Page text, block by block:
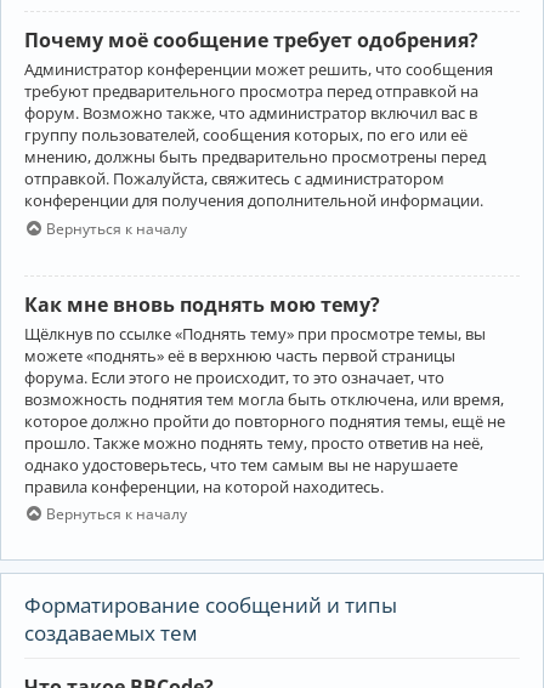
Почему моё сообщение требует одобрения?
Администратор конференции может решить, что сообщения
требуют предварительного просмотра перед отправкой на
форум. Возможно также, что администратор включил вас в
группу пользователей, сообщения которых, по его или её
мнению, должны быть предварительно просмотрены перед
отправкой. Пожалуйста, свяжитесь с администратором
конференции для получения дополнительной информации.
Вернуться к началу
Как мне вновь поднять мою тему?
Щёлкнув по ссылке «Поднять тему» при просмотре темы, вы
можете «поднять» её в верхнюю часть первой страницы
форума. Если этого не происходит, то это означает, что
возможность поднятия тем могла быть отключена, или время,
которое должно пройти до повторного поднятия темы, ещё не
прошло. Также можно поднять тему, просто ответив на неё,
однако удостоверьтесь, что тем самым вы не нарушаете
правила конференции, на которой находитесь.
Вернуться к началу
Форматирование сообщений и типы
создаваемых тем